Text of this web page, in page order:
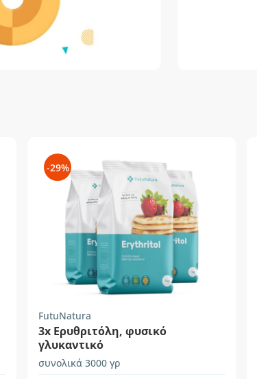
-29%
FutuNatura
3x Ερυθριτόλη, φυσικό
γλυκαντικό
συνολικά 3000 γρ